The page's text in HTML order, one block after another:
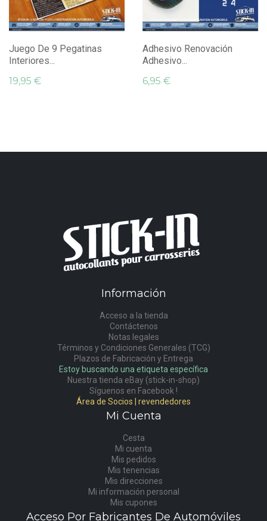
Juego De 9 Pegatinas
Interiores...
19,95 €
Adhesivo Renovación
Adhesivo...
6,95 €
Información
Acceso a la tienda
Contáctenos
Notas legales
Términos y Condiciones Generales (TCG)
Plazos de Fabricación y Entrega
Estoy buscando una etiqueta específica
Nuestra tienda eBay (stick-in-shop)
Síguenos en Facebook !
Área de Socios | revendedores
Mi Cuenta
Cesta
Mi cuenta
Mis pedidos
Mis tenencias
Mis direcciones
Mi información personal
Mis cupones
Acceso Por Fabricantes De Automóviles